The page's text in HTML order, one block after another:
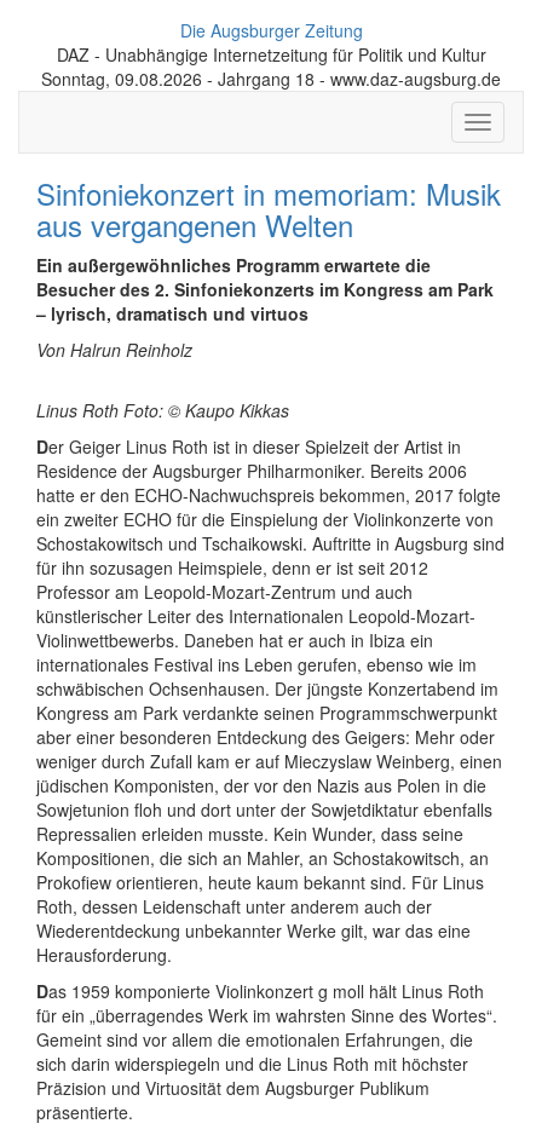
Die Augsburger Zeitung
DAZ - Unabhängige Internetzeitung für Politik und Kultur
Sonntag, 09.08.2026 - Jahrgang 18 - www.daz-augsburg.de
Toggle
Sinfoniekonzert in memoriam: Musik
aus vergangenen Welten
Ein außergewöhnliches Programm erwartete die
Besucher des 2. Sinfoniekonzerts im Kongress am Park
– lyrisch, dramatisch und virtuos
Von Halrun Reinholz
Linus Roth Foto: © Kaupo Kikkas
Der Geiger Linus Roth ist in dieser Spielzeit der Artist in
Residence der Augsburger Philharmoniker. Bereits 2006
hatte er den ECHO-Nachwuchspreis bekommen, 2017 folgte
ein zweiter ECHO für die Einspielung der Violinkonzerte von
Schostakowitsch und Tschaikowski. Auftritte in Augsburg sind
für ihn sozusagen Heimspiele, denn er ist seit 2012
Professor am Leopold-Mozart-Zentrum und auch
künstlerischer Leiter des Internationalen Leopold-Mozart-
Violinwettbewerbs. Daneben hat er auch in Ibiza ein
internationales Festival ins Leben gerufen, ebenso wie im
schwäbischen Ochsenhausen. Der jüngste Konzertabend im
Kongress am Park verdankte seinen Programmschwerpunkt
aber einer besonderen Entdeckung des Geigers: Mehr oder
weniger durch Zufall kam er auf Mieczyslaw Weinberg, einen
jüdischen Komponisten, der vor den Nazis aus Polen in die
Sowjetunion floh und dort unter der Sowjetdiktatur ebenfalls
Repressalien erleiden musste. Kein Wunder, dass seine
Kompositionen, die sich an Mahler, an Schostakowitsch, an
Prokofiew orientieren, heute kaum bekannt sind. Für Linus
Roth, dessen Leidenschaft unter anderem auch der
Wiederentdeckung unbekannter Werke gilt, war das eine
Herausforderung.
Das 1959 komponierte Violinkonzert g moll hält Linus Roth
für ein „überragendes Werk im wahrsten Sinne des Wortes“.
Gemeint sind vor allem die emotionalen Erfahrungen, die
sich darin widerspiegeln und die Linus Roth mit höchster
Präzision und Virtuosität dem Augsburger Publikum
präsentierte.